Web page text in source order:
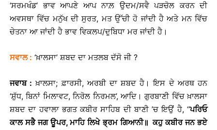
‘ਸਰਮਖੰਡ’ ਭਾਵ ਆਪਣੇ ਆਪ ਨਾਲ਼ ਉਦਮ/ਸਵੈ ਪੜਚੋਲ ਕਰਨ ਦੀ
ਅਵਸਥਾ ਵਿੱਚ ਮਨੁੱਖ ਦੀ ਸੁਰਤ, ਮਤ ਉੱਚੀ ਹੋ ਜਾਂਦੀ ਹੈ ਅਤੇ ਮਨ ਵਿੱਚ
ਚੇਤਨਾ ਆ ਜਾਂਦੀ ਹੈ ਭਾਵ ਵਿਕਲਪ/ਦੁਬਿਧਾ ਮਰ ਜਾਂਦੀ ਹੈ।
ਸਵਾਲ: ‘ਖ਼ਾਲਸਾ’ ਸ਼ਬਦ ਦਾ ਮਤਲਬ ਦੱਸੋ ਜੀ ?
ਜਵਾਬ: ਖ਼ਾਲਸਾ; ਫ਼ਾਰਸੀ, ਅਰਬੀ ਦਾ ਸ਼ਬਦ ਹੈ। ਇਸ ਦੇ ਅਰਥ ਹਨ
‘ਸ਼ੁੱਧ, ਬਿਨਾਂ ਮਿਲਾਵਟ, ਨਿਰੋਲ ਨਿਰਮਲ’, ਆਦਿ। ਗੁਰਬਾਣੀ ਵਿੱਚ ਖ਼ਾਲਸਾ
ਸ਼ਬਦ ਦਾ ਹਵਾਲਾ ਭਗਤ ਕਬੀਰ ਸਾਹਿਬ ਦੀ ਬਾਣੀ ’ਚ ਇਉਂ ਹੈ, ‘‘ਪਰਿਓ
ਕਾਲ ਸਭੈ ਜਗ ਊਪਰ,ਮਾਹਿ ਲਿਖੇ ਭ੍ਰਮ ਗਿਆਨੀ॥ ਕਹੁ ਕਬੀਰ ਜਨ ਭਏ